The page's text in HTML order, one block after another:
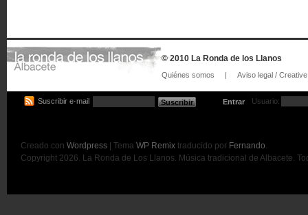
© 2010 La Ronda de los Llanos
Quiénes somos | Aviso legal /
Suscribir e·mail Entrar Usuario:
Creado con Wordpress | Tema WP Remix traducido por Fernando.
Copyright 2026. La Ronda de Los Llanos. Música tradicional de Albacete.